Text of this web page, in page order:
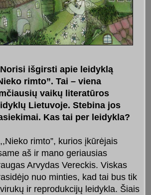
išgirsti apie leidyklą
rimto”. Tai – viena
vaikų literatūros
Lietuvoje. Stebina jos
Kas tai per leidykla?
rimto”, kurios įkūrėjais
aš ir mano geriausias
Arvydas Vereckis. Viskas
nuo minties, kad tai bus tik
ir reprodukcijų leidykla. Šiais